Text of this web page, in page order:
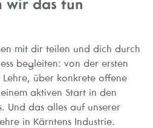
wir das tun
mit dir teilen und dich durch
begleiten: von der ersten
über konkrete offene
aktiven Start in den
Und das alles auf unserer
in Kärntens Industrie.